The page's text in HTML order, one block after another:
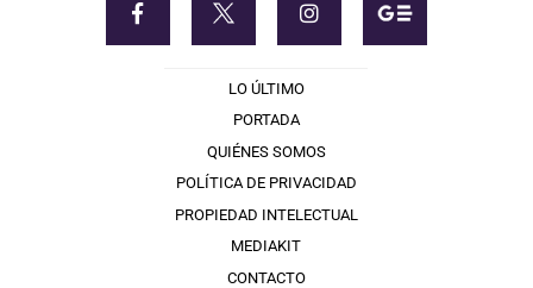
LO ÚLTIMO
PORTADA
QUIÉNES SOMOS
POLÍTICA DE PRIVACIDAD
PROPIEDAD INTELECTUAL
MEDIAKIT
CONTACTO